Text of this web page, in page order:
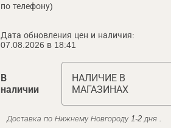
по телефону)
Дата обновления цен и наличия:
07.08.2026 в 18:41
В
наличии
НАЛИЧИЕ В
МАГАЗИНАХ
Доставка по Нижнему Новгороду 1-2 дня .